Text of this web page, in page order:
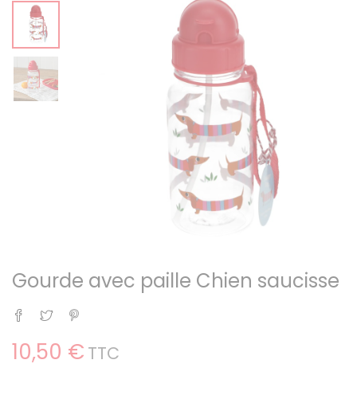
Gourde avec paille Chien saucisse
Partager
Tweet
10,50 € TTC